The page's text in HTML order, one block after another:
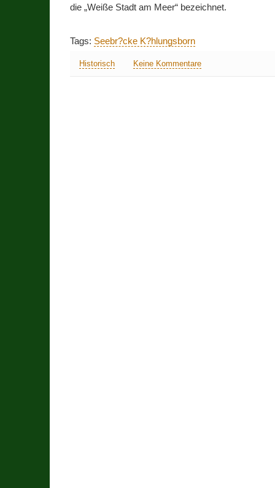
die „Weiße Stadt am Meer“ bezeichnet.
Tags: Seebr?cke K?hlungsborn
Historisch Keine Kommentare